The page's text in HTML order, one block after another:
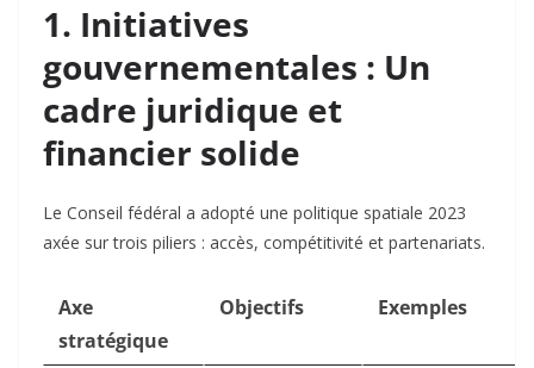
1. Initiatives
gouvernementales : Un
cadre juridique et
financier solide
Le Conseil fédéral a adopté une politique spatiale 2023
axée sur trois piliers : accès, compétitivité et partenariats.
Axe
stratégique
Objectifs Exemples